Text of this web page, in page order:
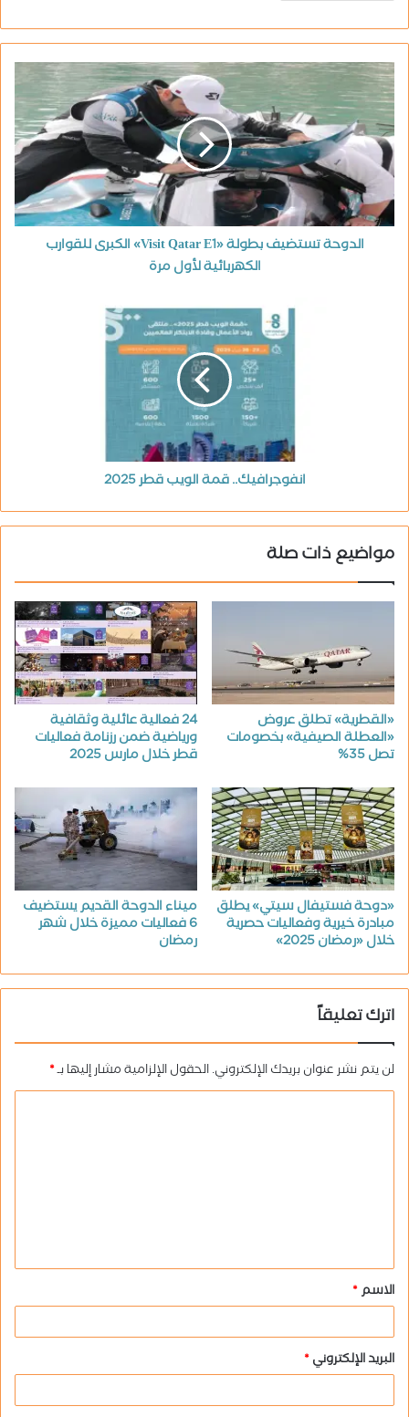
الدوحة تستضيف بطولة «Visit Qatar E1» الكبرى للقوارب
الكهربائية لأول مرة
انفوجرافيك.. قمة الويب قطر 2025
مواضيع ذات صلة
«القطرية» تطلق عروض
«العطلة الصيفية» بخصومات
تصل 35%
24 فعالية عائلية وثقافية
ورياضية ضمن رزنامة فعاليات
قطر خلال مارس 2025
«دوحة فستيفال سيتي» يطلق
مبادرة خيرية وفعاليات حصرية
خلال «رمضان 2025»
ميناء الدوحة القديم يستضيف
6 فعاليات مميزة خلال شهر
رمضان
اترك تعليقاً
لن يتم نشر عنوان بريدك الإلكتروني.الحقول الإلزامية مشار إليها بـ*
ق
*
الاسم*
البريد الإلكتروني*